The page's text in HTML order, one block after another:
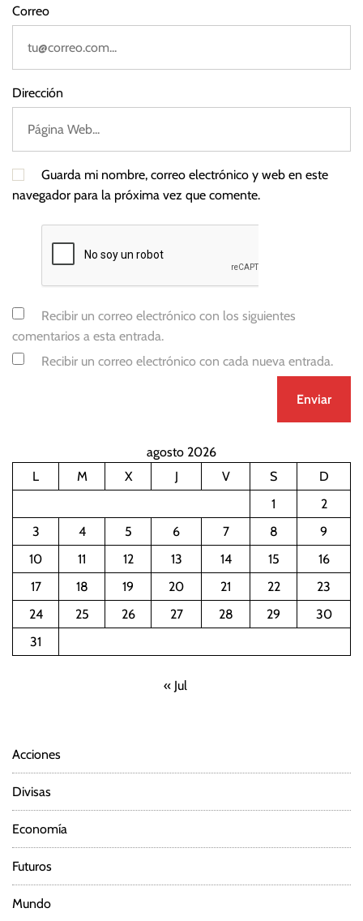
r
T
s
d
r
é
s
Correo
Dirección
Guarda mi nombre, correo electrónico y web en este
navegador para la próxima vez que comente.
Recibir un correo electrónico con los siguientes
comentarios a esta entrada.
Recibir un correo electrónico con cada nueva entrada.
agosto 2026
L
M X J V S
D
1
2
3
4 5 6 7 8
9
10
11 12 13 14 15
16
17
18 19 20 21 22
23
24
25 26 27 28 29
30
31
« Jul
Acciones
Divisas
Economía
Futuros
Mundo